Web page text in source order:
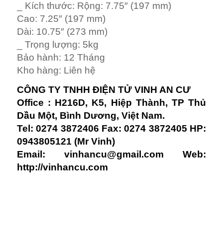
_ Kích thước: Rộng: 7.75″ (197 mm)
Cao: 7.25″ (197 mm)
Dài: 10.75″ (273 mm)
_ Trọng lượng: 5kg
Bảo hành: 12 Tháng
Kho hàng: Liên hệ
CÔNG TY TNHH ĐIỆN TỬ VINH AN CƯ
Office : H216D, K5, Hiệp Thành, TP Thủ
Dầu Một, Bình Dương, Việt Nam.
Tel: 0274 3872406 Fax: 0274 3872405 HP:
0943805121 (Mr Vinh)
Email: vinhancu@gmail.com Web:
http://vinhancu.com